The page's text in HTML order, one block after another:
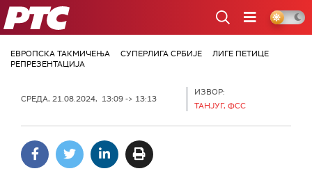
РТС
ЕВРОПСКА ТАКМИЧЕЊА СУПЕРЛИГА СРБИЈЕ
ЛИГЕ ПЕТИЦЕ
РЕПРЕЗЕНТАЦИЈА
СРЕДА, 21.08.2024, 13:09 -> 13:13
ИЗВОР:
ТАНЈУГ, ФСС